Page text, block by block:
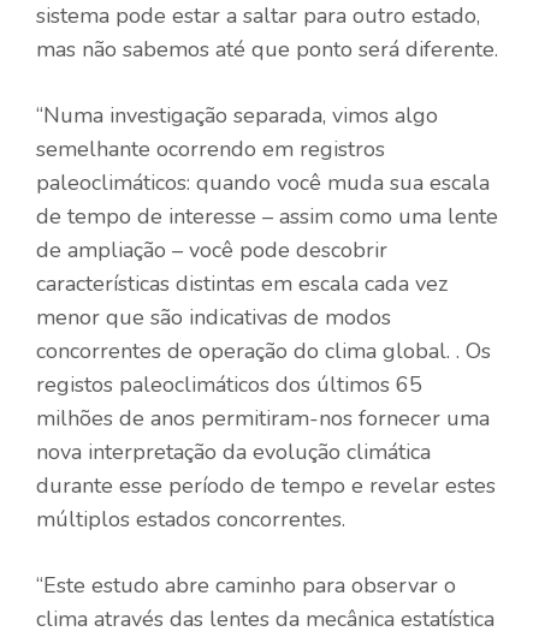
sistema pode estar a saltar para outro estado,
mas não sabemos até que ponto será diferente.
“Numa investigação separada, vimos algo
semelhante ocorrendo em registros
paleoclimáticos: quando você muda sua escala
de tempo de interesse – assim como uma lente
de ampliação – você pode descobrir
características distintas em escala cada vez
menor que são indicativas de modos
concorrentes de operação do clima global. . Os
registos paleoclimáticos dos últimos 65
milhões de anos permitiram-nos fornecer uma
nova interpretação da evolução climática
durante esse período de tempo e revelar estes
múltiplos estados concorrentes.
“Este estudo abre caminho para observar o
clima através das lentes da mecânica estatística